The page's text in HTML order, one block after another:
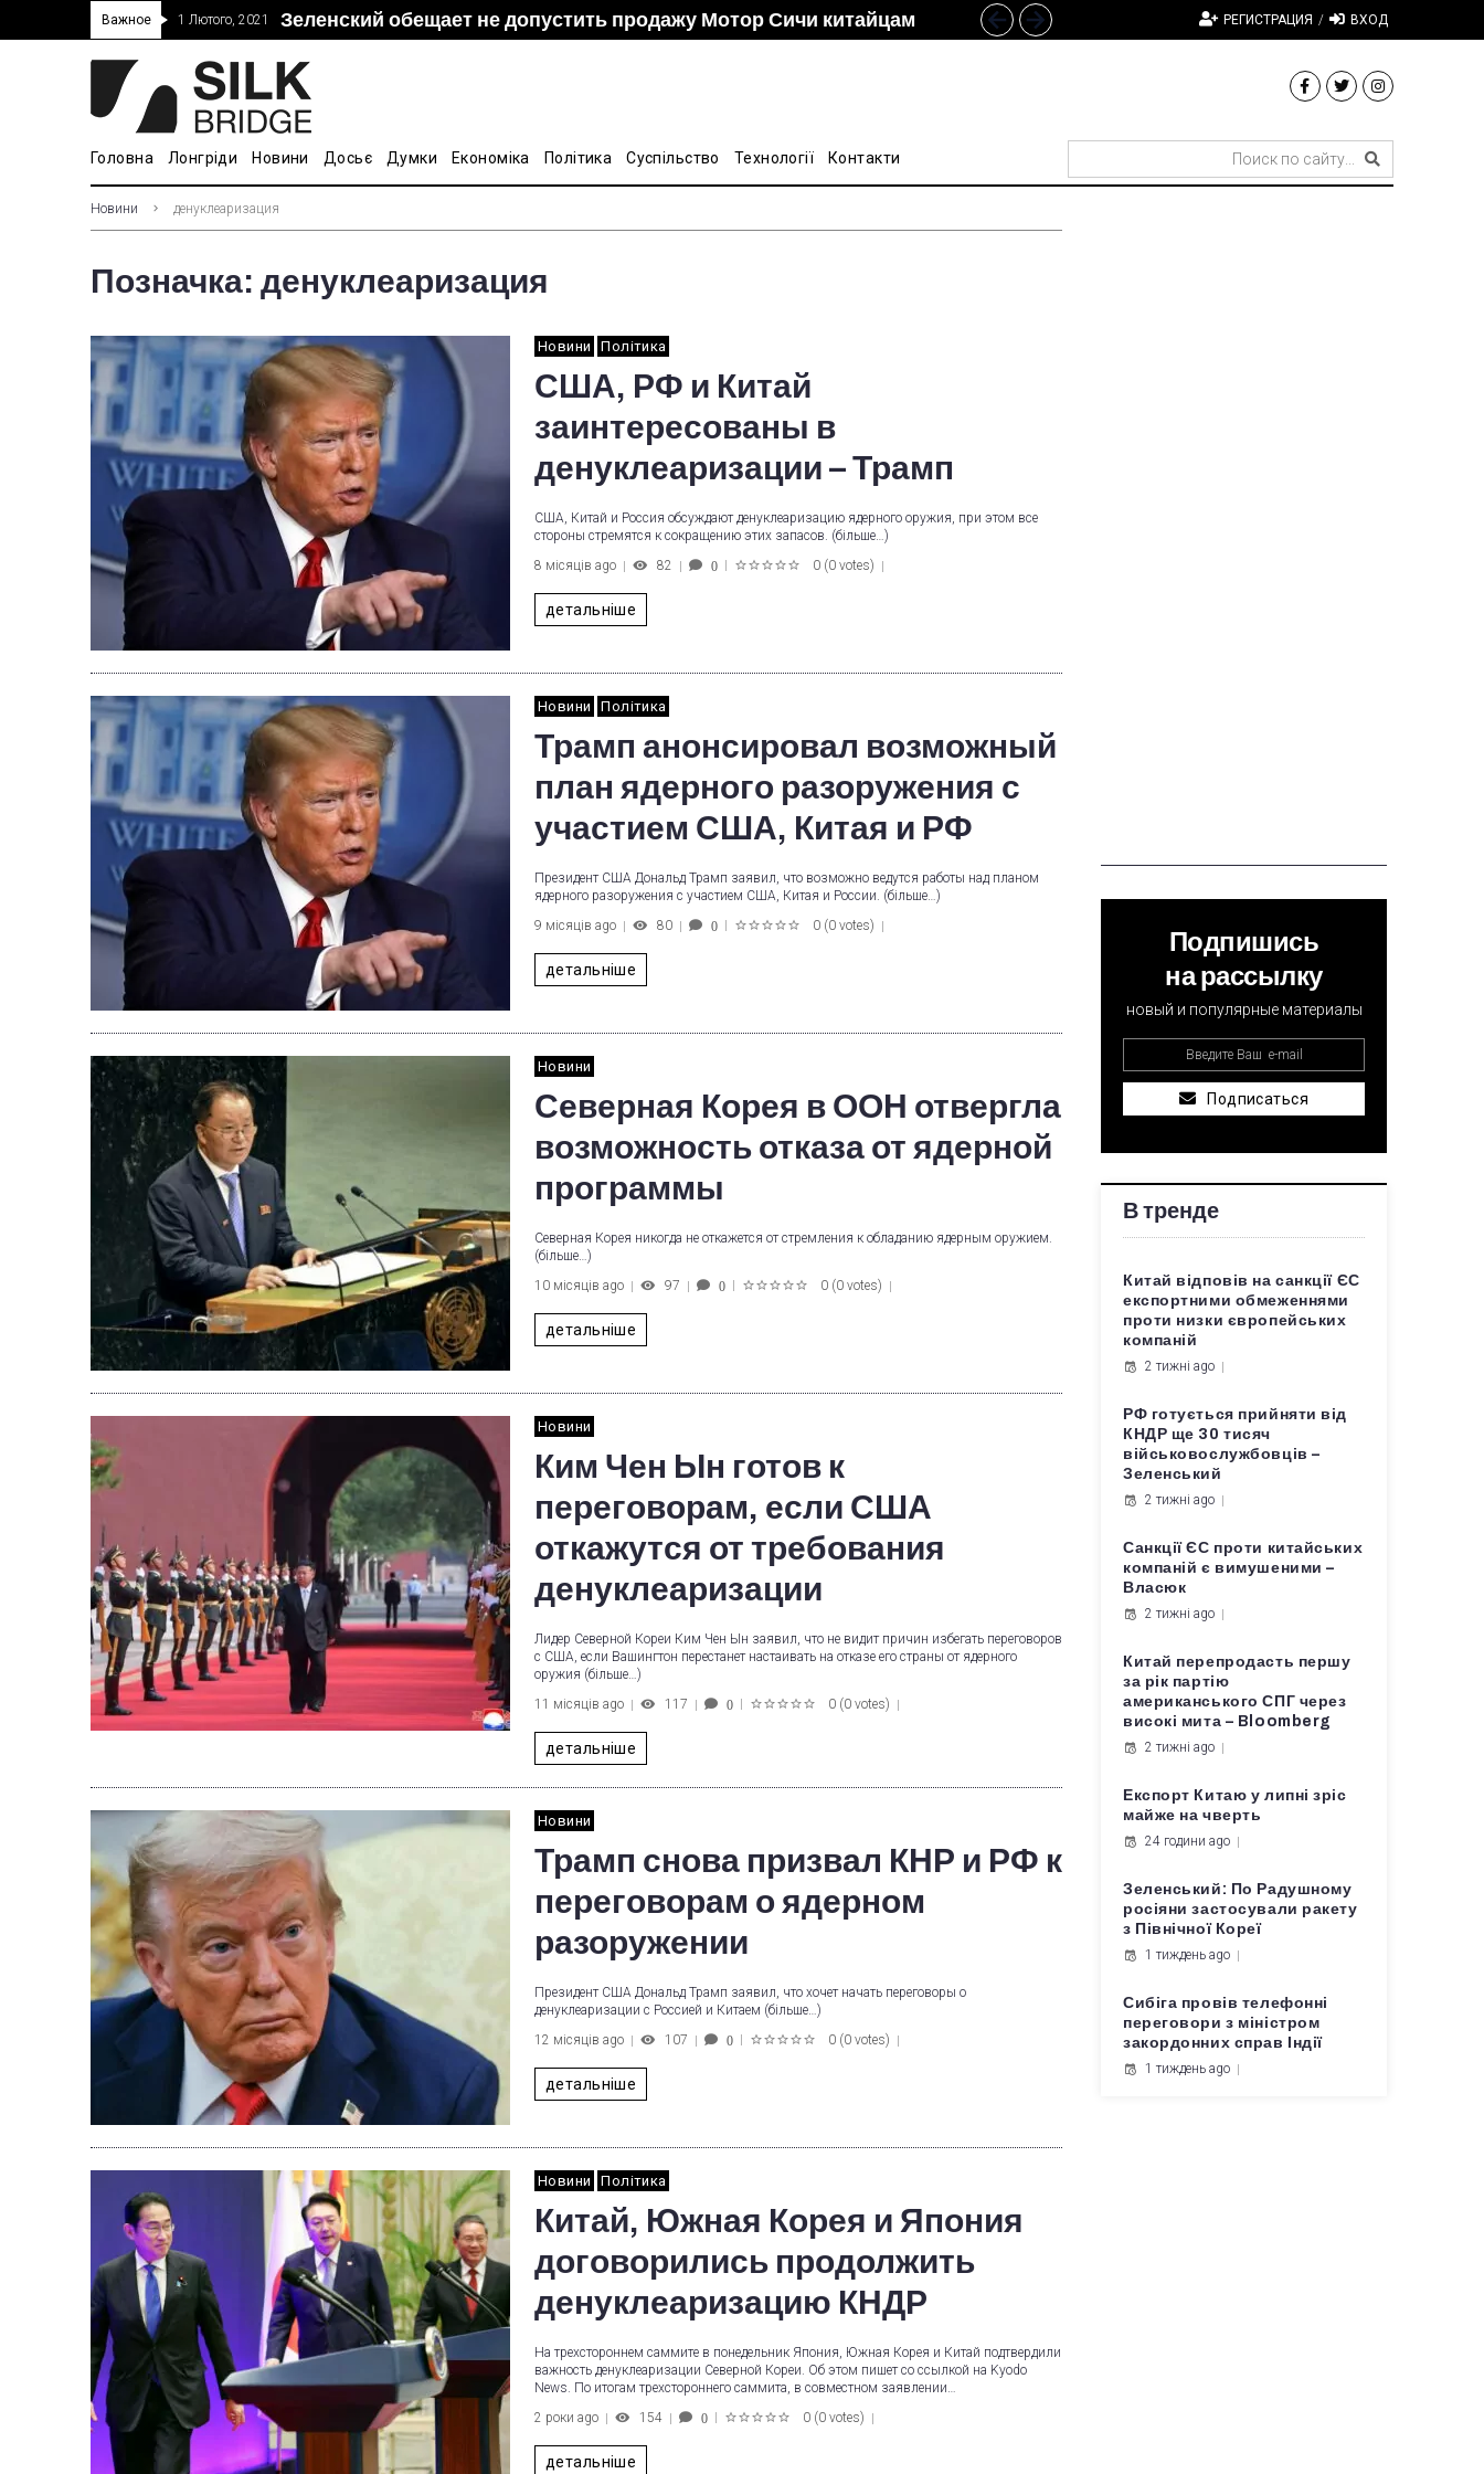
Важное 1 Лютого, 2021 Зеленский обещает не допустить продажу Мотор Сичи китайцам
Прошло 5-тое заседание украинско-китайской Подкомиссии по
“Дочка” Beijing Skyrizon и DCH Group подали новую заявку в АМКУ о
В Украине ввели пошлину на стальные трубы из Китая РЕГИСТРАЦИЯ / ВХОД
Головна Лонгріди Новини Досьє Думки Економіка Політика Суспільство Технології Контакти
Новини денуклеаризация
Позначка: денуклеаризация
Новини Політика
США, РФ и Китай
заинтересованы в
денуклеаризации – Трамп
США, Китай и Россия обсуждают денуклеаризацию ядерного оружия, при этом все
стороны стремятся к сокращению этих запасов. (більше…)
8 місяців ago
82 0 0 (0 votes)
детальніше
Новини Політика
Трамп анонсировал возможный
план ядерного разоружения с
участием США, Китая и РФ
Президент США Дональд Трамп заявил, что возможно ведутся работы над планом
ядерного разоружения с участием США, Китая и России. (більше…)
9 місяців ago
80 0 0 (0 votes)
детальніше
Новини
Северная Корея в ООН отвергла
возможность отказа от ядерной
программы
Северная Корея никогда не откажется от стремления к обладанию ядерным оружием.
(більше…)
10 місяців ago
97 0 0 (0 votes)
детальніше
Новини
Ким Чен Ын готов к
переговорам, если США
откажутся от требования
денуклеаризации
Лидер Северной Кореи Ким Чен Ын заявил, что не видит причин избегать переговоров
с США, если Вашингтон перестанет настаивать на отказе его страны от ядерного
оружия (більше…)
11 місяців ago
117 0 0 (0 votes)
детальніше
Новини
Трамп снова призвал КНР и РФ к
переговорам о ядерном
разоружении
Президент США Дональд Трамп заявил, что хочет начать переговоры о
денуклеаризации с Россией и Китаем (більше…)
12 місяців ago
107 0 0 (0 votes)
детальніше
Новини Політика
Китай, Южная Корея и Япония
договорились продолжить
денуклеаризацию КНДР
На трехстороннем саммите в понедельник Япония, Южная Корея и Китай подтвердили
важность денуклеаризации Северной Кореи. Об этом пишет со ссылкой на Kyodo
News. По итогам трехстороннего саммита, в совместном заявлении…
2 роки ago
154 0 0 (0 votes)
детальніше
Подпишись
на рассылку
новый и популярные материалы
Подписаться
В тренде
Китай відповів на санкції ЄС
експортними обмеженнями
проти низки європейських
компаній
2 тижні ago
РФ готується прийняти від
КНДР ще 30 тисяч
військовослужбовців –
Зеленський
2 тижні ago
Санкції ЄС проти китайських
компаній є вимушеними –
Власюк
2 тижні ago
Китай перепродасть першу
за рік партію
американського СПГ через
високі мита – Bloomberg
2 тижні ago
Експорт Китаю у липні зріс
майже на чверть
24 години ago
Зеленський: По Радушному
росіяни застосували ракету
з Північної Кореї
1 тиждень ago
Сибіга провів телефонні
переговори з міністром
закордонних справ Індії
1 тиждень ago